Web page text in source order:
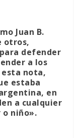
Juan B.
otros,
defender
a los
nota,
estaba
en
a cualquier
o niño».